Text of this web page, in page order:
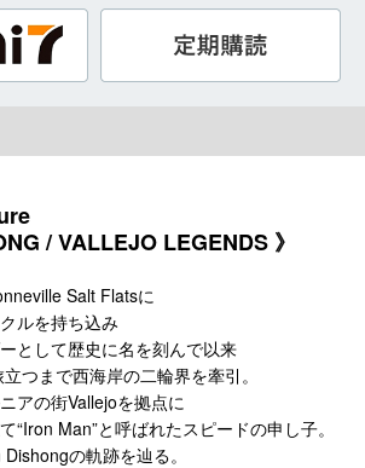
/ VALLEJO LEGENDS 》
Salt Flatsに
ルを持ち込み
として歴史に名を刻んで以来
つまで西海岸の二輪界を牽引。
アの街Vallejoを拠点に
“Iron Man”と呼ばれたスピードの申し子。
の軌跡を辿る。